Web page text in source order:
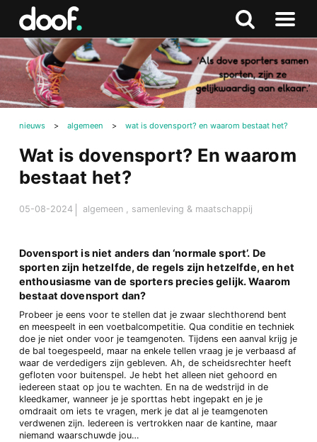
Zoeken
Naar
menu
nieuws > algemeen > wat is dovensport? en waarom bestaat het?
Wat is dovensport? En waarom
bestaat het?
05-08-2024 algemeen samenleving & maatschappij
Dovensport is niet anders dan ‘normale sport’. De
sporten zijn hetzelfde, de regels zijn hetzelfde, en het
enthousiasme van de sporters precies gelijk. Waarom
bestaat dovensport dan?
Probeer je eens voor te stellen dat je zwaar slechthorend bent
en meespeelt in een voetbalcompetitie. Qua conditie en techniek
doe je niet onder voor je teamgenoten. Tijdens een aanval krijg je
de bal toegespeeld, maar na enkele tellen vraag je je verbaasd af
waar de verdedigers zijn gebleven. Ah, de scheidsrechter heeft
gefloten voor buitenspel. Je hebt het alleen niet gehoord en
iedereen staat op jou te wachten. En na de wedstrijd in de
kleedkamer, wanneer je je sporttas hebt ingepakt en je je
omdraait om iets te vragen, merk je dat al je teamgenoten
verdwenen zijn. Iedereen is vertrokken naar de kantine, maar
niemand waarschuwde jou…
Doof.nl
Zoeken
naar
boven